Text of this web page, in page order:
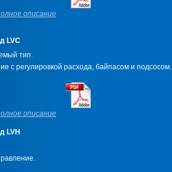
описание
LVC
тип.
с регулировкой расхода, байпасом и подсосом.
описание
LVH